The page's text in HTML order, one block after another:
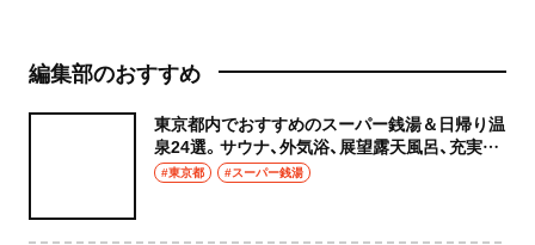
編集部のおすすめ
東京都内でおすすめのスーパー銭湯＆日帰り温
泉24選。サウナ、外気浴、展望露天風呂、充実の
癒やし空間へ
#東京都 #スーパー銭湯